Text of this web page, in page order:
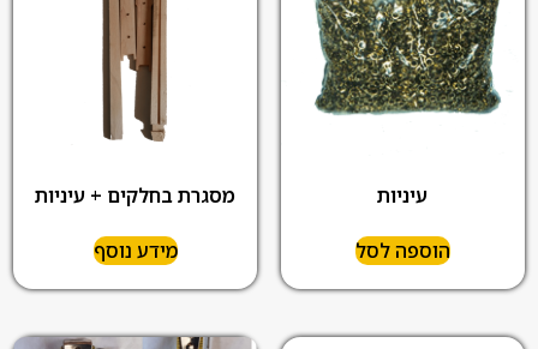
עיניות
הוספה לסל
מסגרת בחלקים + עיניות
מידע נוסף